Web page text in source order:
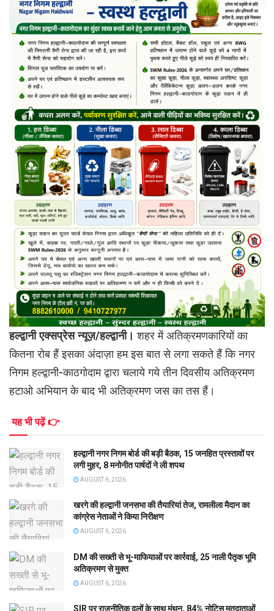
हल्द्वानी एक्सप्रेस न्यूज़/हल्द्वानी। शहर में अतिक्रमणकारियों का
कितना रोब हैं इसका अंदाज़ा हम इस बात से लगा सकते हैं कि नगर
निगम हल्द्वानी-काठगोदाम द्वारा चलाये गये तीन दिवसीय अतिक्रमण
हटाओ अभियान के बाद भी अतिक्रमण जस का तस हैं।
यह भी पढ़ें 👉
हल्द्वानी नगर निगम बोर्ड की बड़ी बैठक, 15 जनहित प्रस्तावों पर
लगी मुहर, 8 मनोनीत पार्षदों ने ली शपथ
AUGUST 6, 2026
खरगे की हल्द्वानी जनसभा की तैयारियां तेज, रामलीला मैदान का
कांग्रेस नेताओं ने किया निरीक्षण
AUGUST 6, 2026
DM की सख्ती से भू-माफियाओं पर कार्रवाई, 25 नाली पैतृक भूमि
अतिक्रमण से मुक्त
AUGUST 6, 2026
SIR पर राजनीतिक दलों के साथ मंथन, 84% नोटिस मतदाताओं